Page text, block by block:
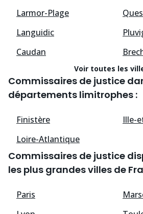
Larmor-Plage
Languidic
Caudan
Voir toutes les
Commissaires de justice
départements limitrophes :
Finistère
Ille-
Loire-Atlantique
Commissaires de justice
les plus grandes villes de
Paris